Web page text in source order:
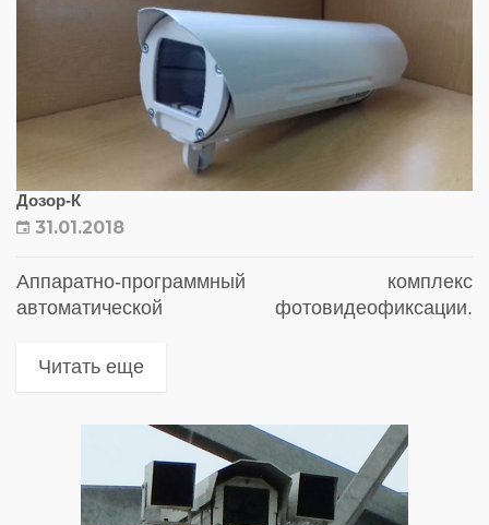
Дозор-К
31.01.2018
Аппаратно-программный комплекс
автоматической фотовидеофиксации.
автоматической фотовидеофиксации
транспортных средств и параметров
транспортного потока, а также автоматической
фотофиксации нарушения правил...
Читать еще